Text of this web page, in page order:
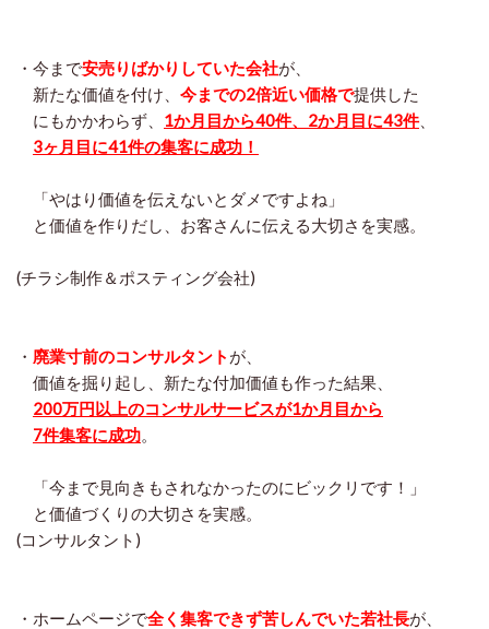
・今まで安売りばかりしていた会社が、
新たな価値を付け、 今までの2倍近い価格で提供した
にもかかわらず、 1か月目から40件、2か月目に43件、
3ヶ月目に41件の集客に成功！
「やはり価値を伝えないとダメですよね」
と価値を作りだし、お客さんに伝える大切さを実感。
(チラシ制作＆ポスティング会社)
・ 廃業寸前のコンサルタント が、
価値を掘り起し、新たな付加価値も作った結果、
200万円以上のコンサルサービスが1か月目から
7件集客に成功。
「今まで見向きもされなかったのにビックリです！」
と価値づくりの大切さを実感。
(コンサルタント)
・ホームページで全く集客できず苦しんでいた若社長が、